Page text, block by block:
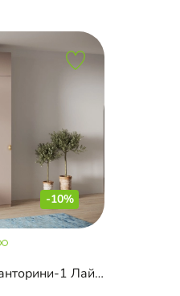
-10%
Распашной шкаф Санторини-1 Лайф с антресолью